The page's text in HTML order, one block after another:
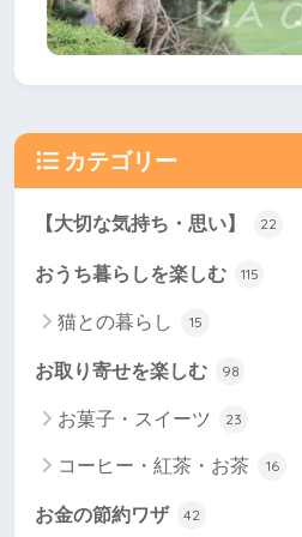
カテゴリー
【大切な気持ち・思い】 22
おうち暮らしを楽しむ 115
猫との暮らし 15
お取り寄せを楽しむ 98
お菓子・スイーツ 23
コーヒー・紅茶・お茶 16
お金の節約ワザ 42